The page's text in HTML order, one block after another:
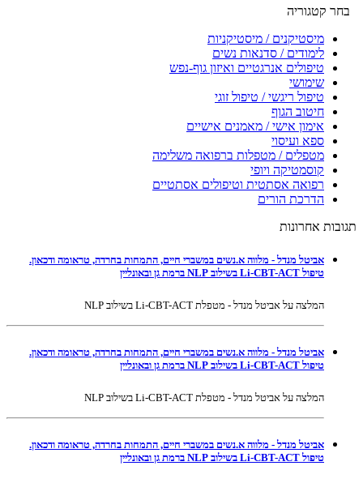
בחר קטגוריה
מיסטיקנים / מיסטיקניות
לימודים / סדנאות נשים
טיפולים אנרגטיים ואיזון גוף-נפש
שימושי
טיפול ריגשי / טיפול זוגי
חיטוב הגוף
אימון אישי / מאמנים אישיים
ספא ועיסוי
מטפלים / מטפלות ברפואה משלימה
קוסמטיקה ויופי
רפואה אסתטית וטיפולים אסתטיים
הדרכת הורים
תגובות אחרונות
אביטל מנדל - מלווה א.נשים במשברי חיים, התמחות בחרדה, טראומה ודכאון.
טיפול Li-CBT-ACT בשילוב NLP ברמת גן ובאונליין
המלצה על אביטל מנדל - מטפלת Li-CBT-ACT בשילוב NLP
אביטל מנדל - מלווה א.נשים במשברי חיים, התמחות בחרדה, טראומה ודכאון.
טיפול Li-CBT-ACT בשילוב NLP ברמת גן ובאונליין
המלצה על אביטל מנדל - מטפלת Li-CBT-ACT בשילוב NLP
אביטל מנדל - מלווה א.נשים במשברי חיים, התמחות בחרדה, טראומה ודכאון.
טיפול Li-CBT-ACT בשילוב NLP ברמת גן ובאונליין